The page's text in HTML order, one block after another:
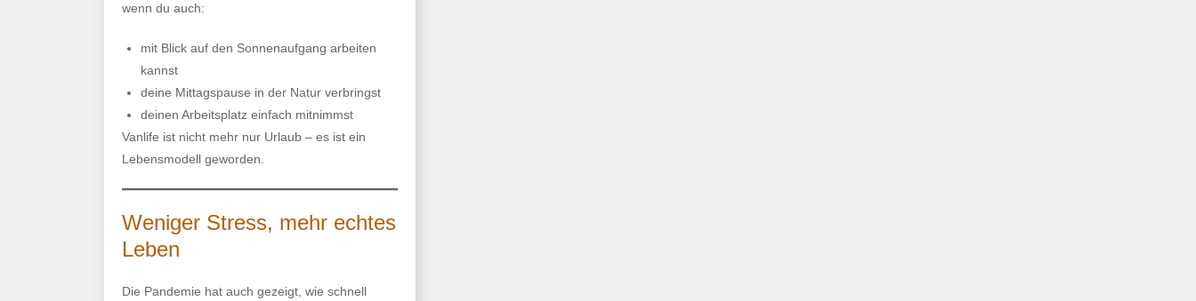
wenn du auch:
mit Blick auf den Sonnenaufgang arbeiten
kannst
deine Mittagspause in der Natur verbringst
deinen Arbeitsplatz einfach mitnimmst
Vanlife ist nicht mehr nur Urlaub – es ist ein
Lebensmodell geworden.
Weniger Stress, mehr echtes
Leben
Die Pandemie hat auch gezeigt, wie schnell